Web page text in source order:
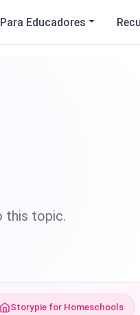
Para Educadores
this topic.
Storypie for Homeschools